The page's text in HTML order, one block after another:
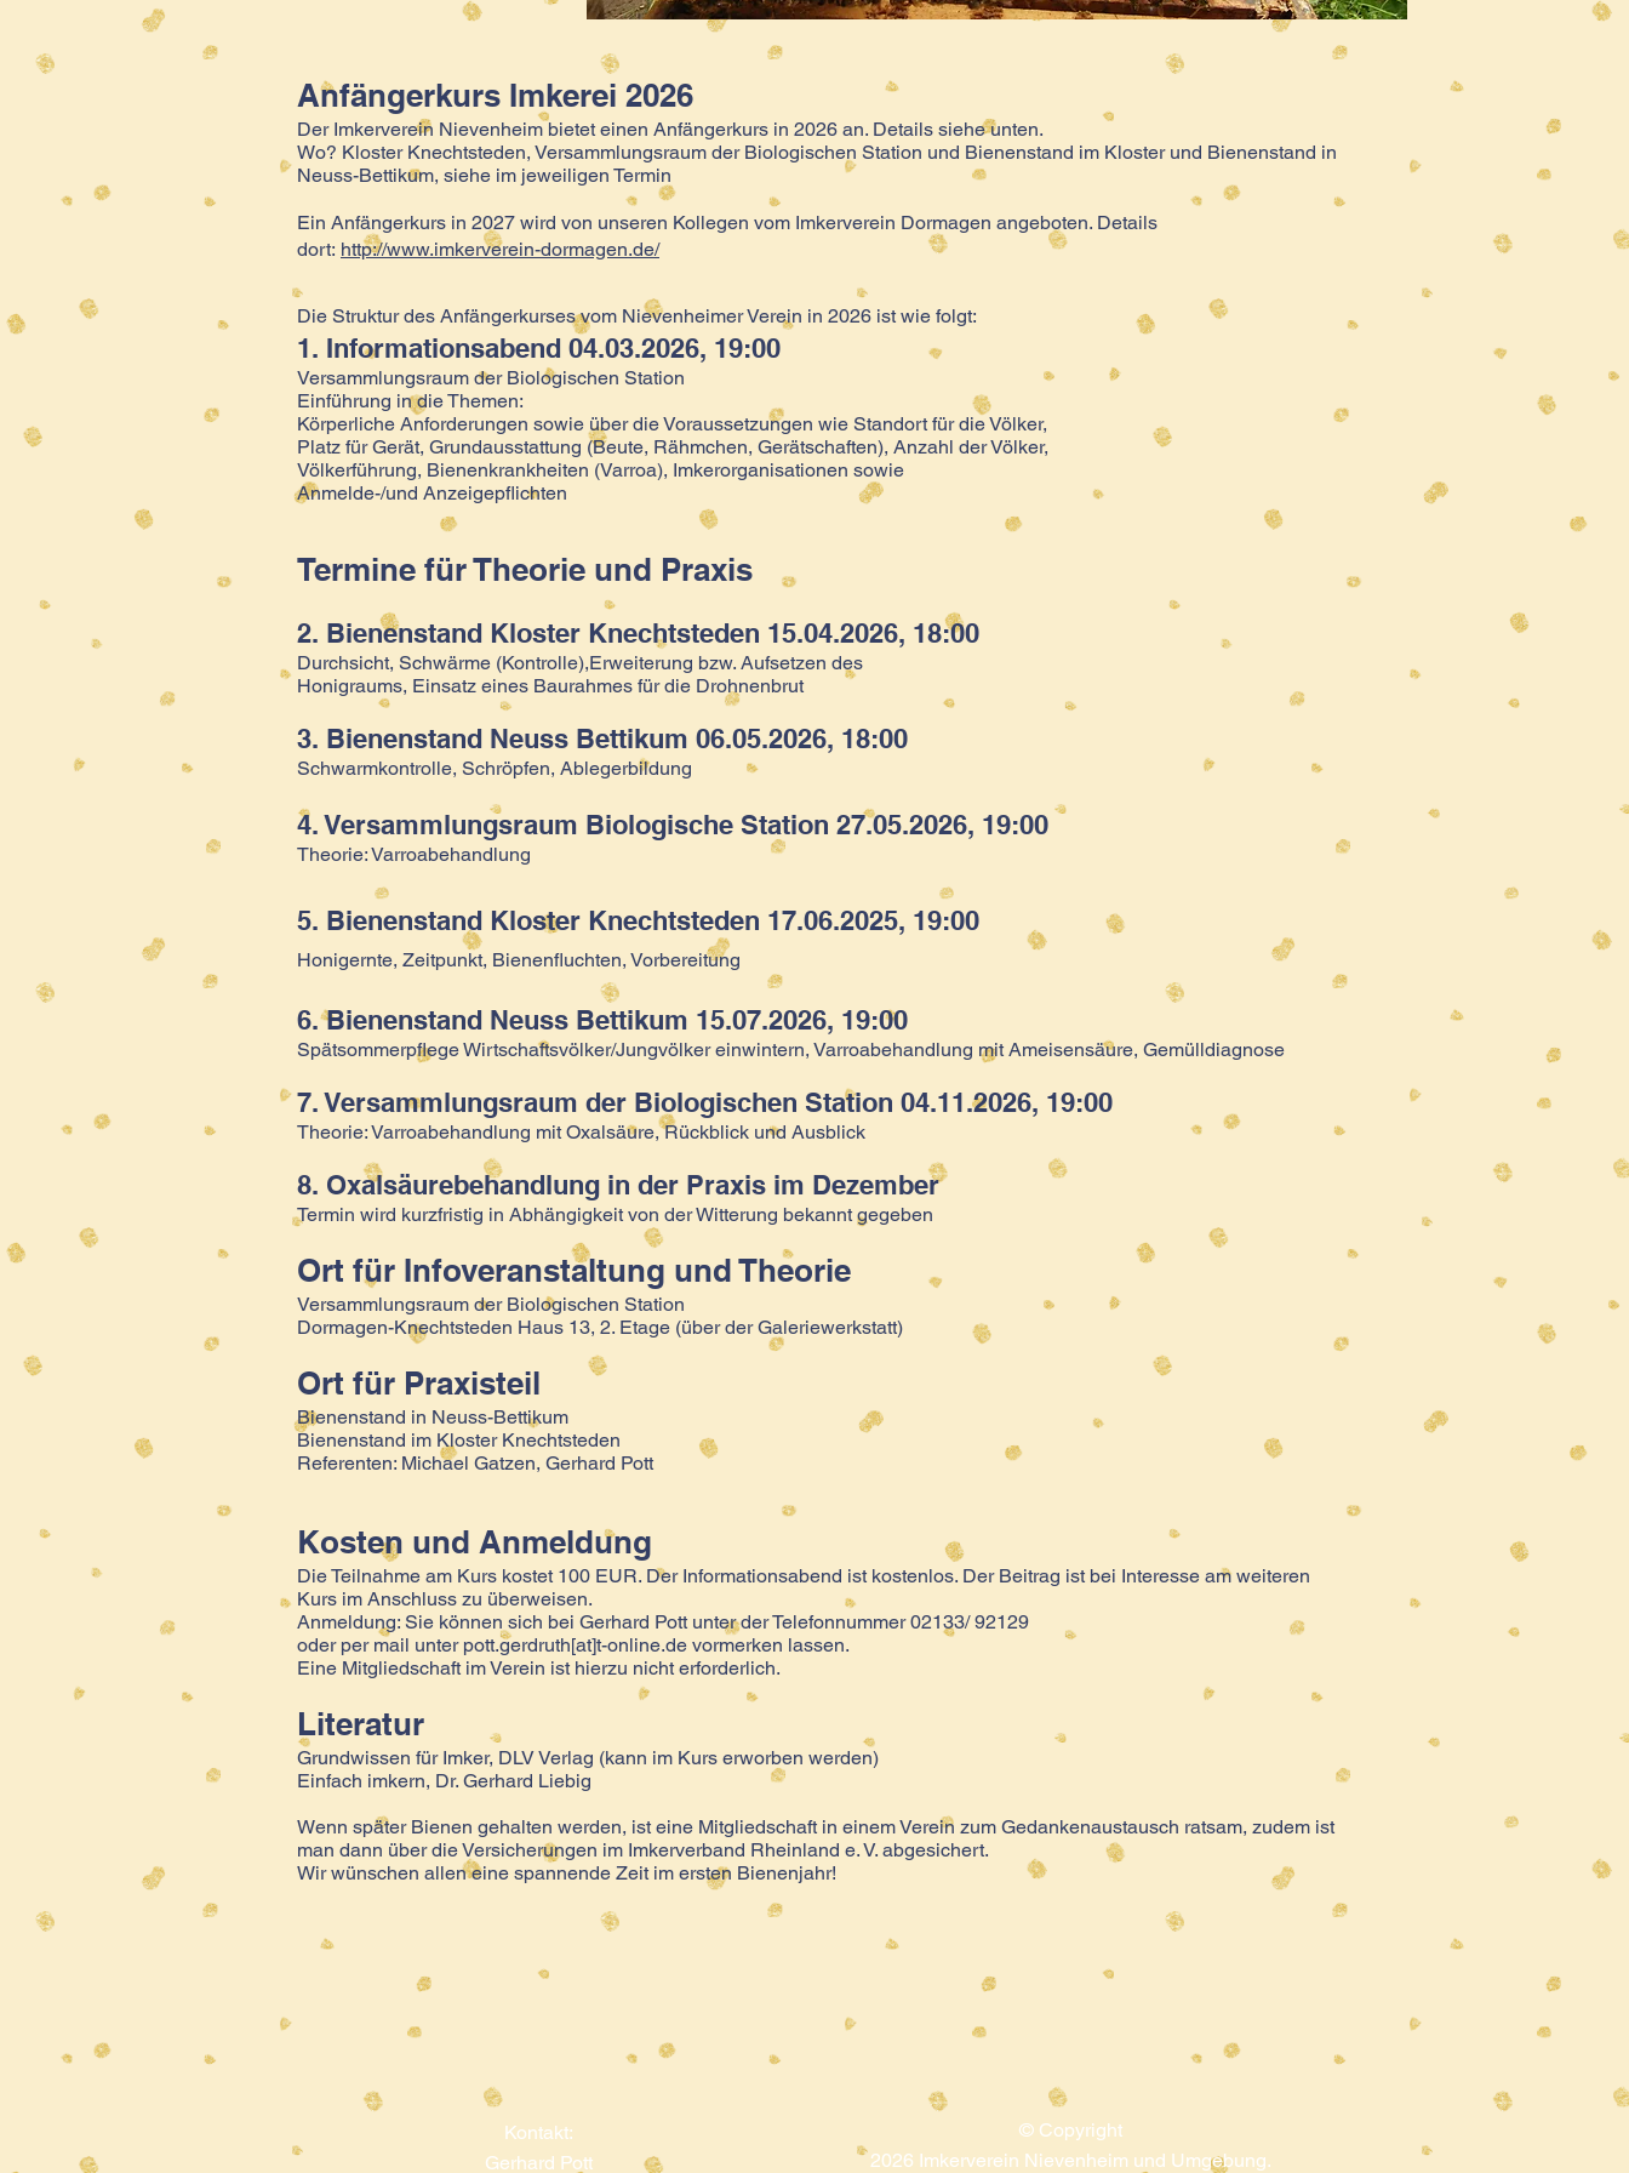
Anfängerkurs Imkerei 2026
Der Imkerverein Nievenheim bietet einen Anfängerkurs in 2026 an. Details siehe unten.
Wo? Kloster Knechtsteden, Versammlungsraum der Biologischen Station und Bienenstand im Kloster und Bienenstand in
Neuss-Bettikum, siehe im jeweiligen Termin
Ein Anfängerkurs in 2027 wird von unseren Kollegen vom Imkerverein Dormagen angeboten. Details
dort: http://www.imkerverein-dormagen.de/
Die Struktur des Anfängerkurses vom Nievenheimer Verein in 2026 ist wie folgt:
1. Informationsabend 04.03.2026, 19:00
Versammlungsraum der Biologischen Station
Einführung in die Themen:
Körperliche Anforderungen sowie über die Voraussetzungen wie Standort für die Völker,
Platz für Gerät, Grundausstattung (Beute, Rähmchen, Gerätschaften), Anzahl der Völker,
Völkerführung, Bienenkrankheiten (Varroa), Imkerorganisationen sowie
Anmelde-/und Anzeigepflichten
​Termine für Theorie und Praxis
2. Bienenstand Kloster Knechtsteden 15.04.2026, 18:00
Durchsicht, Schwärme (Kontrolle),Erweiterung bzw. Aufsetzen des
Honigraums, Einsatz eines Baurahmes für die Drohnenbrut​
3. Bienenstand Neuss Bettikum 06.05.2026, 18:00
Schwarmkontrolle, Schröpfen, Ablegerbildung
4. Versammlungsraum Biologische Station 27.05.2026, 19:00
Theorie: Varroabehandlung
5. Bienenstand Kloster Knechtsteden 17.06.2025, 19:00
Honigernte, Zeitpunkt, Bienenfluchten, Vorbereitung
6. Bienenstand Neuss Bettikum 15.07.2026, 19:00
Spätsommerpflege Wirtschaftsvölker/Jungvölker einwintern, Varroabehandlung mit Ameisensäure, Gemülldiagnose
7. Versammlungsraum der Biologischen Station 04.11.2026, 19:00
Theorie: Varroabehandlung mit Oxalsäure, Rückblick und Ausblick
8. Oxalsäurebehandlung in der Praxis im Dezember
Termin wird kurzfristig in Abhängigkeit von der Witterung bekannt gegeben
Ort für Infoveranstaltung und Theorie
Versammlungsraum der Biologischen Station
Dormagen-Knechtsteden Haus 13, 2. Etage (über der Galeriewerkstatt)
​Ort für Praxisteil
Bienenstand in Neuss-Bettikum
Bienenstand im Kloster Knechtsteden
Referenten: Michael Gatzen, Gerhard Pott
Kosten und Anmeldung
Die Teilnahme am Kurs kostet 100 EUR. Der Informationsabend ist kostenlos. Der Beitrag ist bei Interesse am weiteren
Kurs im Anschluss zu überweisen.
Anmeldung: Sie können sich bei Gerhard Pott unter der Telefonnummer 02133/ 92129
oder per mail unter pott.gerdruth[at]t-online.de vormerken lassen.
Eine Mitgliedschaft im Verein ist hierzu nicht erforderlich.
Literatur
Grundwissen für Imker, DLV Verlag (kann im Kurs erworben werden)
Einfach imkern, Dr. Gerhard Liebig
Wenn später Bienen gehalten werden, ist eine Mitgliedschaft in einem Verein zum Gedankenaustausch ratsam, zudem ist
man dann über die Versicherungen im Imkerverband Rheinland e. V. abgesichert.
Wir wünschen allen eine spannende Zeit im ersten Bienenjahr!
Kontakt:
Gerhard Pott
© Copyright
2026 Imkerverein Nievenheim und Umgebung.